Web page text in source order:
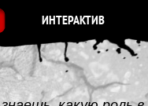
ИНТЕРАКТИВ